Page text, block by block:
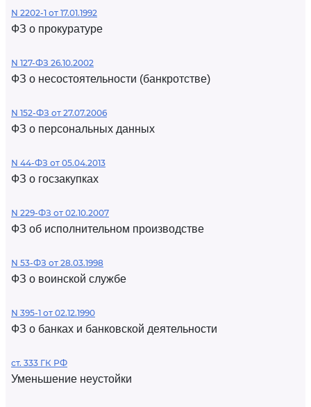
N 2202-1 от 17.01.1992
ФЗ о прокуратуре
N 127-ФЗ 26.10.2002
ФЗ о несостоятельности (банкротстве)
N 152-ФЗ от 27.07.2006
ФЗ о персональных данных
N 44-ФЗ от 05.04.2013
ФЗ о госзакупках
N 229-ФЗ от 02.10.2007
ФЗ об исполнительном производстве
N 53-ФЗ от 28.03.1998
ФЗ о воинской службе
N 395-1 от 02.12.1990
ФЗ о банках и банковской деятельности
ст. 333 ГК РФ
Уменьшение неустойки